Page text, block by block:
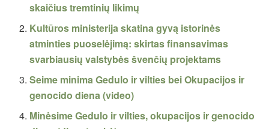
skaičius tremtinių likimų
Kultūros ministerija skatina gyvą istorinės
atminties puoselėjimą: skirtas finansavimas
svarbiausių valstybės švenčių projektams
Seime minima Gedulo ir vilties bei Okupacijos ir
genocido diena (video)
Minėsime Gedulo ir vilties, okupacijos ir genocido